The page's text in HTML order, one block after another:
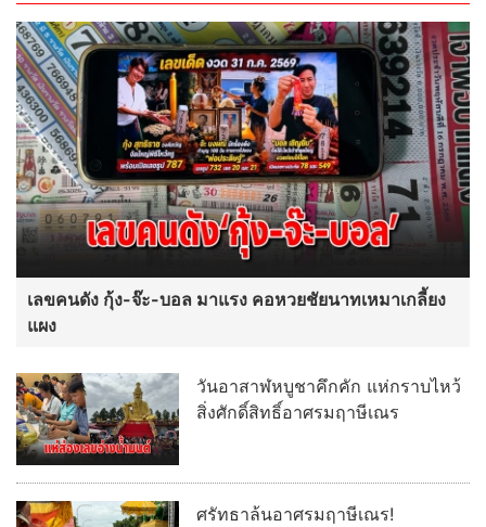
เลขคนดัง กุ้ง-จ๊ะ-บอล มาแรง คอหวยชัยนาทเหมาเกลี้ยง
แผง
วันอาสาฬหบูชาคึกคัก แห่กราบไหว้
สิ่งศักดิ์สิทธิ์อาศรมฤาษีเณร
ศรัทธาล้นอาศรมฤาษีเณร!